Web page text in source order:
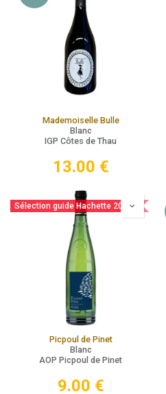
Mademoiselle Bulle
Blanc
IGP Côtes de Thau
13.00 €
Sélection guide Hachette 2025
Picpoul de Pinet
Blanc
AOP Picpoul de Pinet
9.00 €